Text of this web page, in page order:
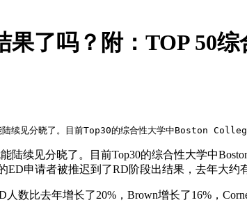
了吗？附：TOP 50
陆续见分晓了。目前Top30的综合性大学中Boston
续见分晓了。目前Top30的综合性大学中
ED申请者被推迟到了RD阶段出结果，去年大约
数比去年增长了20%，Brown增长了16%，